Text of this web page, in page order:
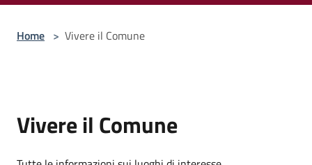
Home > Vivere il Comune
Vivere il Comune